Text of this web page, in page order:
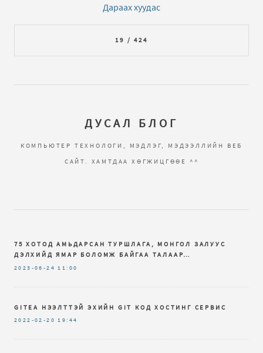
Дараах хуудас
19 / 424
ДУСАЛ БЛОГ
КОМПЬЮТЕР ТЕХНОЛОГИ, МЭДЛЭГ, МЭДЭЭЛЛИЙН ВЕБ
САЙТ. ХАМТДАА ХӨГЖИЦГӨӨЕ ^^
75 ХОТОД АМЬДАРСАН ТУРШЛАГА, МОНГОЛ ЗАЛУУС
ДЭЛХИЙД ЯМАР БОЛОМЖ БАЙГАА ТАЛААР…
2023-06-24 11:00
GITEA НЭЭЛТТЭЙ ЭХИЙН GIT КОД ХОСТИНГ СЕРВИС
2022-02-20 19:44